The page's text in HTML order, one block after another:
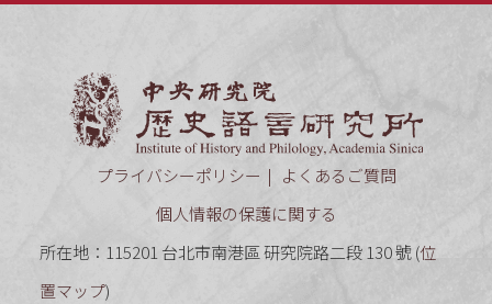
プライバシーポリシー
よくあるご質問
個人情報の保護に関する
所在地：115201 台北市南港區 研究院路二段 130 號 (位
置マップ)